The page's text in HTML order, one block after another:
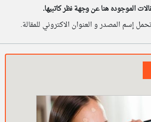
الموجوده هنا عن وجهة نظر كاتبيها.
إسم المصدر و العنوان الاكتروني للمقالة.